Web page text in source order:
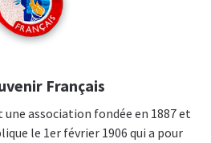
Français
une association fondée en 1887 et
le 1er février 1906 qui a pour